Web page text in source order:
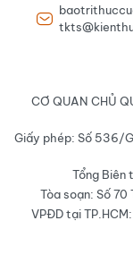
CƠ QUAN CHỦ
Giấy phép: Số 536/
Tổng Biên
Tòa soạn: Số 70
VPĐD tại